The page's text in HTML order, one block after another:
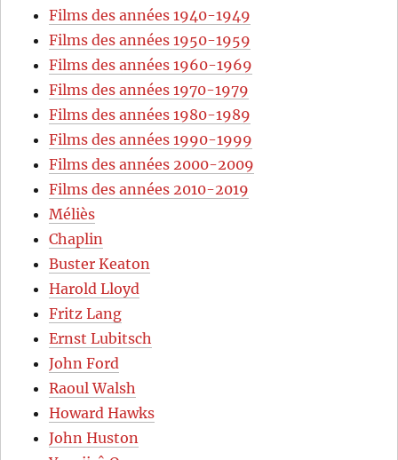
Films des années 1940-1949
Films des années 1950-1959
Films des années 1960-1969
Films des années 1970-1979
Films des années 1980-1989
Films des années 1990-1999
Films des années 2000-2009
Films des années 2010-2019
Méliès
Chaplin
Buster Keaton
Harold Lloyd
Fritz Lang
Ernst Lubitsch
John Ford
Raoul Walsh
Howard Hawks
John Huston